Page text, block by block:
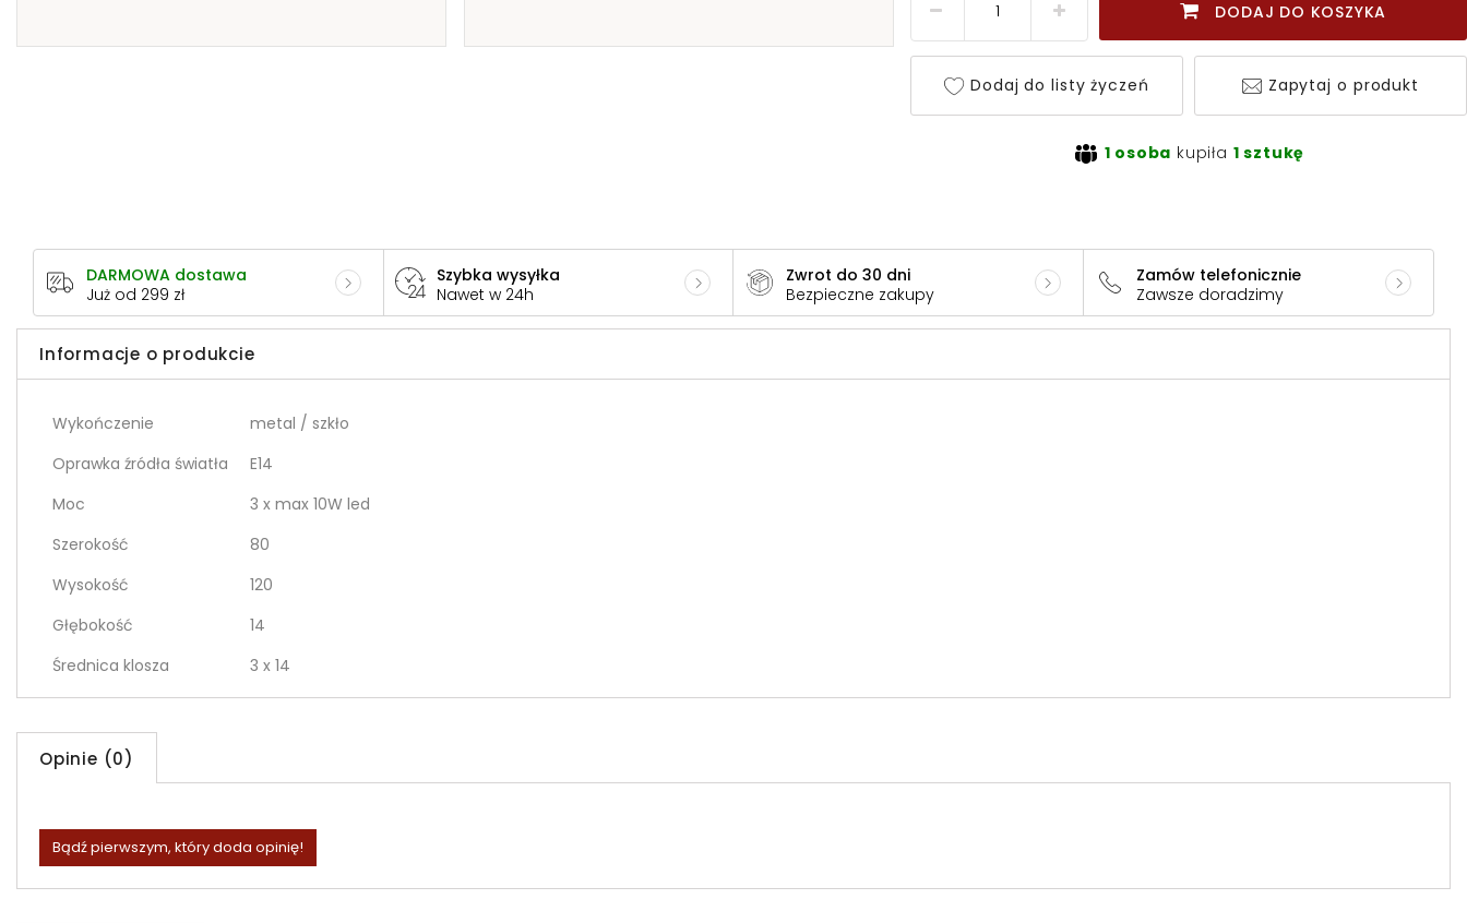
DODAJ DO KOSZYKA
Dodaj do listy życzeń Zapytaj o produkt
1 osoba kupiła 1 sztukę
DARMOWA dostawa
Już od 299 zł
Szybka wysyłka
Nawet w 24h
Zwrot do 30 dni
Bezpieczne zakupy
Zamów telefonicznie
Zawsze doradzimy
Informacje o produkcie
Wykończenie
metal / szkło
Oprawka źródła światła
E14
Moc
3 x max 10W led
Szerokość
80
Wysokość
120
Głębokość
14
Średnica klosza
3 x 14
Opinie (0)
Bądź pierwszym, który doda opinię!